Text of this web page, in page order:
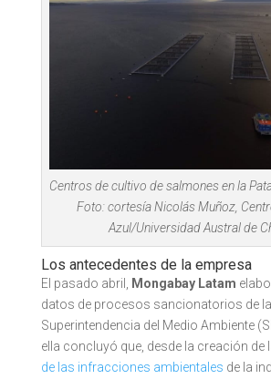
Centros de cultivo de salmones en la
Foto: cortesía Nicolás Muñoz,
Azul/Universidad Austral de
Los antecedentes de la empresa
El pasado abril, Mongabay Latam
datos de procesos sancionatorios de la
Superintendencia del Medio Ambiente
ella concluyó que, desde la creación de
de las infracciones ambientales de la